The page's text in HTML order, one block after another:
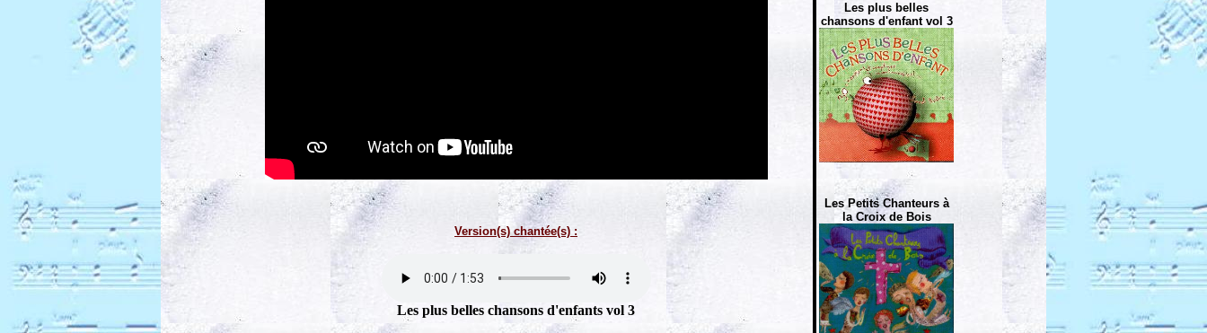
Version(s) chantée(s) :
Les plus belles chansons d'enfants vol 3
Les plus belles
chansons d'enfant vol 3
Les Petits Chanteurs à
la Croix de Bois